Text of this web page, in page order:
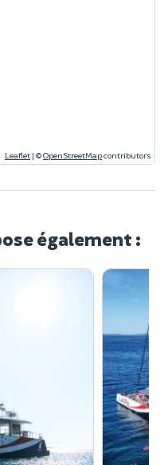
Leaflet | ©OpenStreetMapcontributors
également :